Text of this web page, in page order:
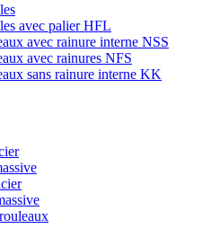
avec palier HFL
avec rainure interne NSS
avec rainures NFS
sans rainure interne KK